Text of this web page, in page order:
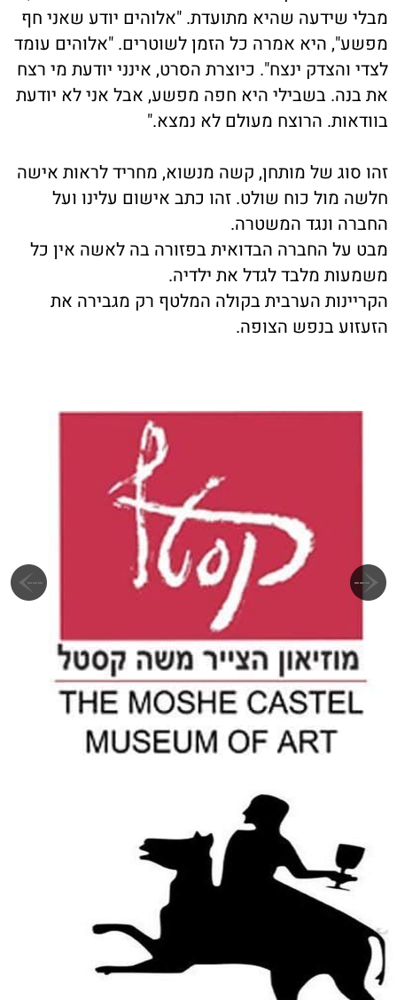
מבלי שידעה שהיא מתועדת. "אלוהים יודע שאני חף
מפשע", היא אמרה כל הזמן לשוטרים. "אלוהים עומד
לצדי והצדק ינצח". כיוצרת הסרט, אינני יודעת מי רצח
את בנה. בשבילי היא חפה מפשע, אבל אני לא יודעת
בוודאות. הרוצח מעולם לא נמצא."
זהו סוג של מותחן, קשה מנשוא, מחריד לראות אישה
חלשה מול כוח שולט. זהו כתב אישום עלינו ועל
החברה ונגד המשטרה.
מבט על החברה הבדואית בפזורה בה לאשה אין כל
משמעות מלבד לגדל את ילדיה.
הקריינות הערבית בקולה המלטף רק מגבירה את
הזעזוע בנפש הצופה.